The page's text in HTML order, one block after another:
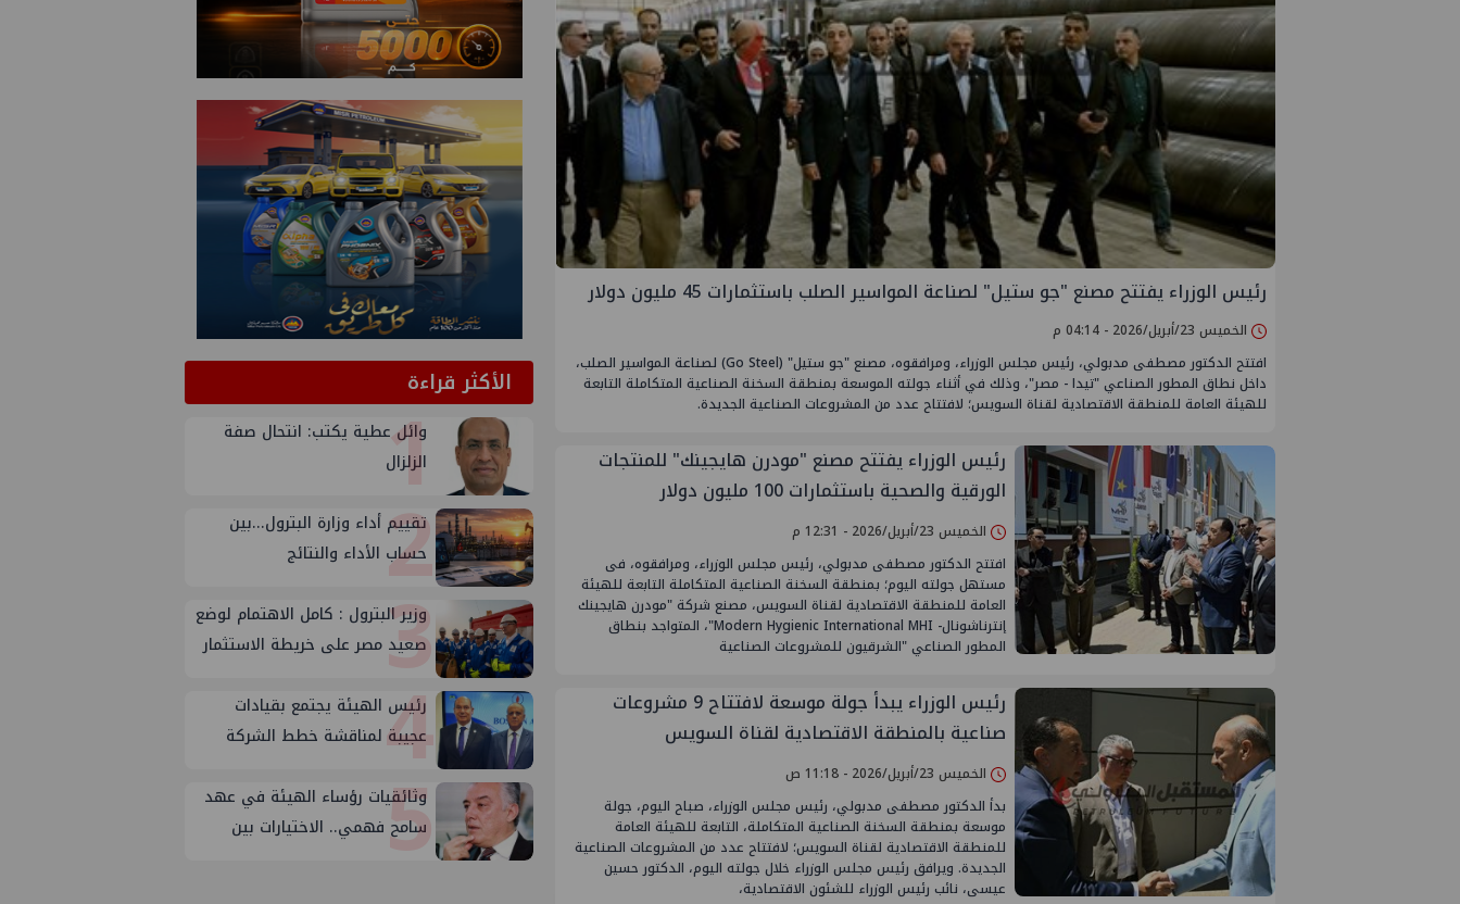
رئيس الوزراء يفتتح مصنع "جو ستيل" لصناعة المواسير الصلب باستثمارات 45 مليون دولار
الخميس 23/أبريل/2026 - 04:14 م
افتتح الدكتور مصطفى مدبولي، رئيس مجلس الوزراء، ومرافقوه، مصنع "جو ستيل" (Go Steel) لصناعة المواسير الصلب،
داخل نطاق المطور الصناعي "تيدا - مصر"، وذلك في أثناء جولته الموسعة بمنطقة السخنة الصناعية المتكاملة التابعة
للهيئة العامة للمنطقة الاقتصادية لقناة السويس؛ لافتتاح عدد من المشروعات الصناعية الجديدة.
رئيس الوزراء يفتتح مصنع "مودرن هايجينك" للمنتجات
الورقية والصحية باستثمارات 100 مليون دولار
الخميس 23/أبريل/2026 - 12:31 م
افتتح الدكتور مصطفى مدبولي، رئيس مجلس الوزراء، ومرافقوه، فى
مستهل جولته اليوم؛ بمنطقة السخنة الصناعية المتكاملة التابعة للهيئة
العامة للمنطقة الاقتصادية لقناة السويس، مصنع شركة "مودرن هايجينك
إنترناشونال- Modern Hygienic International MHI"، المتواجد بنطاق
المطور الصناعي "الشرقيون للمشروعات الصناعية
رئيس الوزراء يبدأ جولة موسعة لافتتاح 9 مشروعات
صناعية بالمنطقة الاقتصادية لقناة السويس
الخميس 23/أبريل/2026 - 11:18 ص
بدأ الدكتور مصطفى مدبولي، رئيس مجلس الوزراء، صباح اليوم، جولة
موسعة بمنطقة السخنة الصناعية المتكاملة، التابعة للهيئة العامة
للمنطقة الاقتصادية لقناة السويس؛ لافتتاح عدد من المشروعات الصناعية
الجديدة. ويرافق رئيس مجلس الوزراء خلال جولته اليوم، الدكتور حسين
عيسى، نائب رئيس الوزراء للشئون الاقتصادية،
الأكثر قراءة
1
وائل عطية يكتب: انتحال صفة
الزلزال
2
تقييم أداء وزارة البترول...بين
حساب الأداء والنتائج
3
وزير البترول : كامل الاهتمام لوضع
صعيد مصر على خريطة الاستثمار
4
رئيس الهيئة يجتمع بقيادات
عجيبة لمناقشة خطط الشركة
5
وثائقيات رؤساء الهيئة في عهد
سامح فهمي.. الاختيارات بين